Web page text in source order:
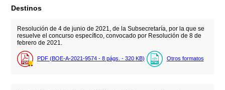
Destinos
Resolución de 4 de junio de 2021, de la Subsecretaría, por la que se
resuelve el concurso específico, convocado por Resolución de 8 de
febrero de 2021.
PDF (BOE-A-2021-9574 - 8 págs. - 320 KB) Otros formatos